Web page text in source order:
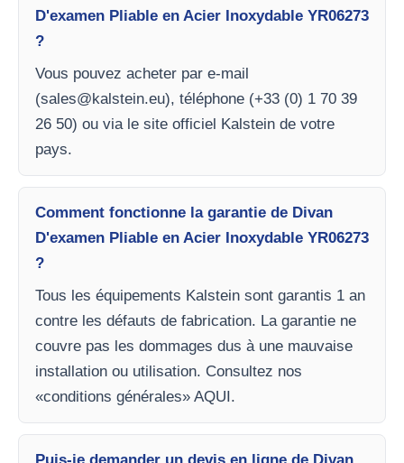
D'examen Pliable en Acier Inoxydable YR06273
?
Vous pouvez acheter par e-mail
(sales@kalstein.eu), téléphone (+33 (0) 1 70 39
26 50) ou via le site officiel Kalstein de votre
pays.
Comment fonctionne la garantie de Divan
D'examen Pliable en Acier Inoxydable YR06273
?
Tous les équipements Kalstein sont garantis 1 an
contre les défauts de fabrication. La garantie ne
couvre pas les dommages dus à une mauvaise
installation ou utilisation. Consultez nos
«conditions générales» AQUI.
Puis-je demander un devis en ligne de Divan